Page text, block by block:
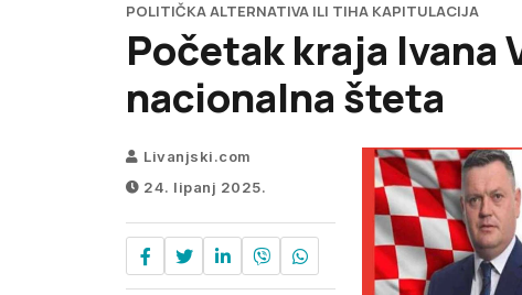
POLITIČKA ALTERNATIVA ILI TIHA KAPITULACIJA
Početak kraja Ivana
nacionalna šteta
Livanjski.com
24. lipanj 2025.